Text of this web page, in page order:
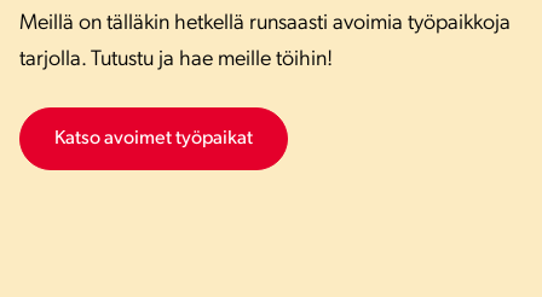
Meillä on tälläkin hetkellä runsaasti avoimia työpaikkoja
tarjolla. Tutustu ja hae meille töihin!
Katso avoimet työpaikat